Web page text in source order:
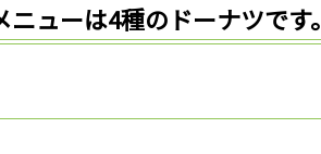
ューは4種のドーナツです。